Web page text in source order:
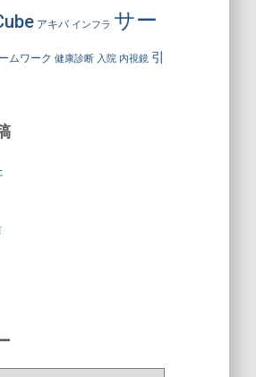
アキバ インフラ サー
ムワーク 健康診断 入院 内視鏡 引